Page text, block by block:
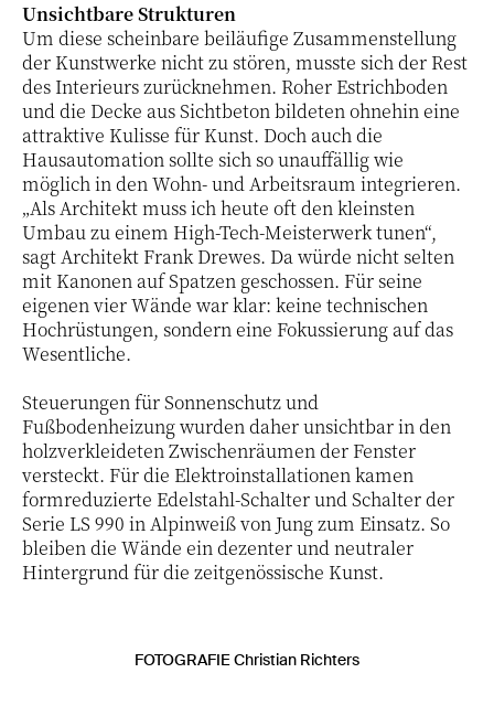
Unsichtbare Strukturen
Um diese scheinbare beiläufige Zusammenstellung
der Kunstwerke nicht zu stören, musste sich der Rest
des Interieurs zurücknehmen. Roher Estrichboden
und die Decke aus Sichtbeton bildeten ohnehin eine
attraktive Kulisse für Kunst. Doch auch die
Hausautomation sollte sich so unauffällig wie
möglich in den Wohn- und Arbeitsraum integrieren.
„Als Architekt muss ich heute oft den kleinsten
Umbau zu einem High-Tech-Meisterwerk tunen“,
sagt Architekt Frank Drewes. Da würde nicht selten
mit Kanonen auf Spatzen geschossen. Für seine
eigenen vier Wände war klar: keine technischen
Hochrüstungen, sondern eine Fokussierung auf das
Wesentliche.
Steuerungen für Sonnenschutz und
Fußbodenheizung wurden daher unsichtbar in den
holzverkleideten Zwischenräumen der Fenster
versteckt. Für die Elektroinstallationen kamen
formreduzierte Edelstahl-Schalter und Schalter der
Serie LS 990 in Alpinweiß von Jung zum Einsatz. So
bleiben die Wände ein dezenter und neutraler
Hintergrund für die zeitgenössische Kunst.
FOTOGRAFIE Christian Richters